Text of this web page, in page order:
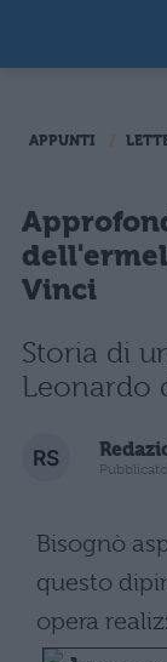
APPUNTI
Vinci
Storia di
Leonardo
Bisognò
questo
opera